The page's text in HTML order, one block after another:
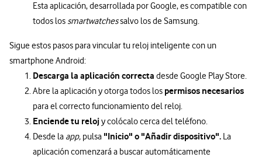
Esta aplicación, desarrollada por Google, es compatible con
todos los smartwatchessalvo los de Samsung.
Sigue estos pasos para vincular tu reloj inteligente con un
smartphone Android:
Descarga la aplicación correcta desde Google Play Store.
Abre la aplicación y otorga todos los permisos necesarios
para el correcto funcionamiento del reloj.
Enciende tu relojy colócalo cerca del teléfono.
Desde la app, pulsa "Inicio" o "Añadir dispositivo". La
aplicación comenzará a buscar automáticamente